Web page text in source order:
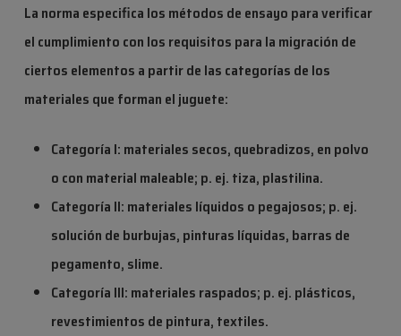
La norma especifica los métodos de ensayo para verificar
el cumplimiento con los requisitos para la migración de
ciertos elementos a partir de las categorías de los
materiales que forman el juguete:
Categoría I: materiales secos, quebradizos, en polvo
o con material maleable; p. ej. tiza, plastilina.
Categoría II: materiales líquidos o pegajosos; p. ej.
solución de burbujas, pinturas líquidas, barras de
pegamento, slime.
Categoría III: materiales raspados; p. ej. plásticos,
revestimientos de pintura, textiles.